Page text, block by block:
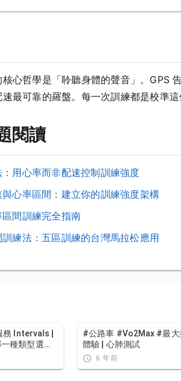
心哲學是「聆聽身體的聲音」。GPS
最可靠的羅盤。每一次訓練都是校準
閱讀
用心率而非配速控制訓練強度
與心率區間：建立你的訓練強度架構
區間訓練完全指南
練法：五區訓練的台灣馬拉松應用
務 Intervals |
種類型選
神器 | 公路車
#公路車 #Vo2Max #最大
體驗 | 心肺測試
6 年前